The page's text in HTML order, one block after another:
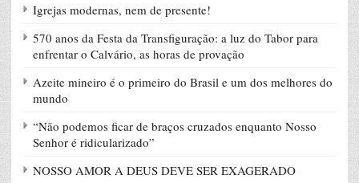
Igrejas modernas, nem de presente!
570 anos da Festa da Transfiguração: a luz do Tabor para
enfrentar o Calvário, as horas de provação
Azeite mineiro é o primeiro do Brasil e um dos melhores do
mundo
“Não podemos ficar de braços cruzados enquanto Nosso
Senhor é ridicularizado”
NOSSO AMOR A DEUS DEVE SER EXAGERADO